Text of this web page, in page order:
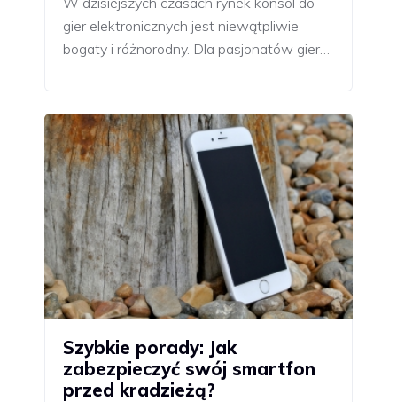
gier elektronicznych jest niewątpliwie
bogaty i różnorodny. Dla pasjonatów gier…
Szybkie porady: Jak
zabezpieczyć swój smartfon
przed kradzieżą?